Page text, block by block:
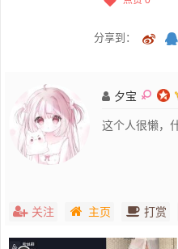
分享到：
夕宝
这个人很懒，
关注 主页 打赏